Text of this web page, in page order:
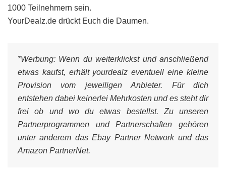
1000 Teilnehmern sein.
YourDealz.de drückt Euch die Daumen.
*Werbung: Wenn du weiterklickst und anschließend
etwas kaufst, erhält yourdealz eventuell eine kleine
Provision vom jeweiligen Anbieter. Für dich
entstehen dabei keinerlei Mehrkosten und es steht dir
frei ob und wo du etwas bestellst. Zu unseren
Partnerprogrammen und Partnerschaften gehören
unter anderem das Ebay Partner Network und das
Amazon PartnerNet.